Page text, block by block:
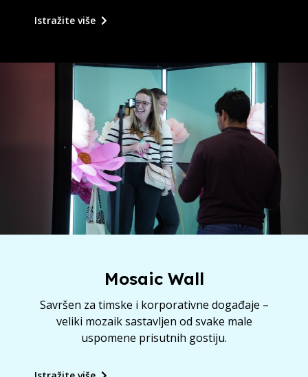
Istražite više
Mosaic Wall
Savršen za timske i korporativne događaje –
veliki mozaik sastavljen od svake male
uspomene prisutnih gostiju.